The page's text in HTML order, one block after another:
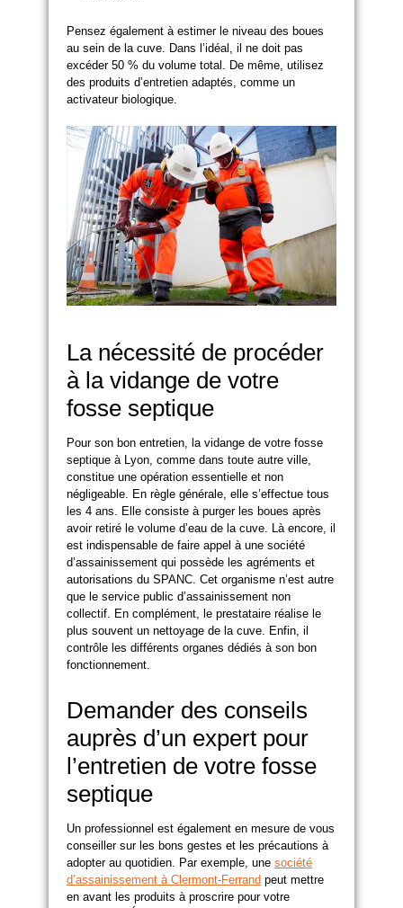
Pensez également à estimer le niveau des boues
au sein de la cuve. Dans l’idéal, il ne doit pas
excéder 50 % du volume total. De même, utilisez
des produits d’entretien adaptés, comme un
activateur biologique.
La nécessité de procéder
à la vidange de votre
fosse septique
Pour son bon entretien, la vidange de votre fosse
septique à Lyon, comme dans toute autre ville,
constitue une opération essentielle et non
négligeable. En règle générale, elle s’effectue tous
les 4 ans. Elle consiste à purger les boues après
avoir retiré le volume d’eau de la cuve. Là encore, il
est indispensable de faire appel à une société
d’assainissement qui possède les agréments et
autorisations du SPANC. Cet organisme n’est autre
que le service public d’assainissement non
collectif. En complément, le prestataire réalise le
plus souvent un nettoyage de la cuve. Enfin, il
contrôle les différents organes dédiés à son bon
fonctionnement.
Demander des conseils
auprès d’un expert pour
l’entretien de votre fosse
septique
Un professionnel est également en mesure de vous
conseiller sur les bons gestes et les précautions à
adopter au quotidien. Par exemple, une société
d’assainissement à Clermont-Ferrand peut mettre
en avant les produits à proscrire pour votre